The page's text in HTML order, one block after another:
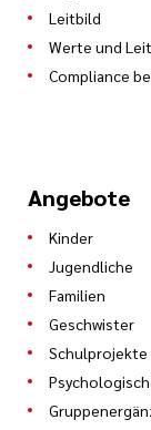
Leitbild
Werte und
Compliance
Angebote
Kinder
Jugendliche
Familien
Geschwister
Schulprojekte